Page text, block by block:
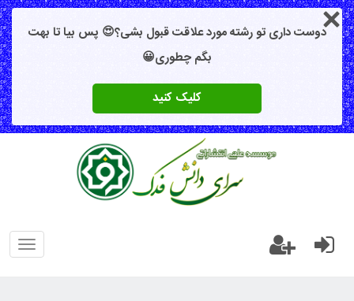
دوست داری تو رشته مورد علاقت قبول بشی؟😍 پس بیا تا بهت
بگم چطوری😀
کلیک کنید